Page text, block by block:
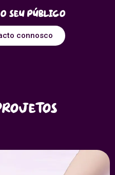
seu público
connosco